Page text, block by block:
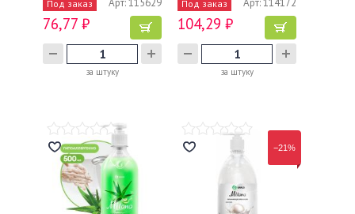
Под заказ Арт: 115629
76,77 ₽
за штуку
Под заказ Арт: 114172
104,29 ₽
за штуку
−21%